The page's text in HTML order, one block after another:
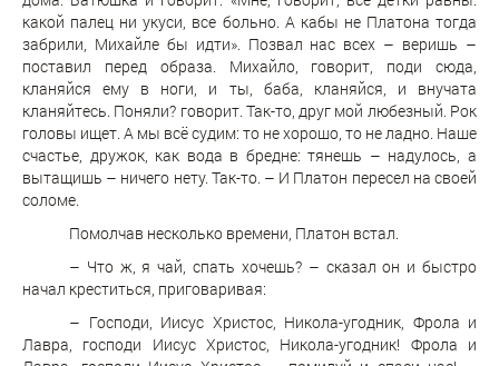
какой палец ни укуси, все больно. А кабы не Платона тогда
забрили, Михайле бы идти». Позвал нас всех – веришь –
поставил перед образа. Михайло, говорит, поди сюда,
кланяйся ему в ноги, и ты, баба, кланяйся, и внучата
кланяйтесь. Поняли? говорит. Так-то, друг мой любезный. Рок
головы ищет. А мы всё судим: то не хорошо, то не ладно. Наше
счастье, дружок, как вода в бредне: тянешь – надулось, а
вытащишь – ничего нету. Так-то. – И Платон пересел на своей
соломе.
Помолчав несколько времени, Платон встал.
– Что ж, я чай, спать хочешь? – сказал он и быстро
начал креститься, приговаривая:
– Господи, Иисус Христос, Никола-угодник, Фрола и
Лавра, господи Иисус Христос, Никола-угодник! Фрола и